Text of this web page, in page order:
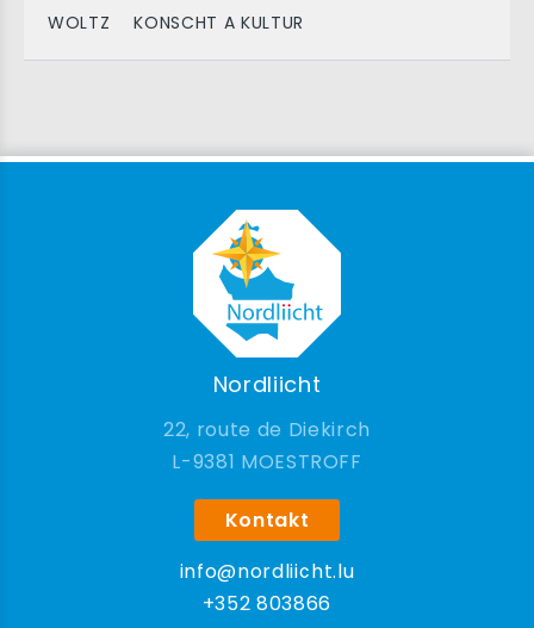
WOLTZ KONSCHT A KULTUR
Nordliicht
22, route de Diekirch
9381 MOESTROFF
Kontakt
info@nordliicht.lu
+352 803866